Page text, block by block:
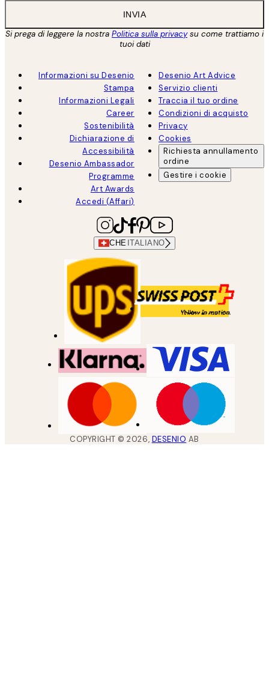
INVIA
Si prega di leggere la nostra Politica sulla privacysu come trattiamo i
tuoi dati
Informazioni su Desenio
Stampa
Informazioni Legali
Career
Sostenibilità
Dichiarazione di
Accessibilità
Desenio Ambassador
Programme
Art Awards
Accedi (Affari)
Desenio Art Advice
Servizio clienti
Traccia il tuo ordine
Condizioni di acquisto
Privacy
Cookies
Richiesta annullamento
ordine
Gestire i cookie
CHE ITALIANO
COPYRIGHT ©2026, DESENIO AB